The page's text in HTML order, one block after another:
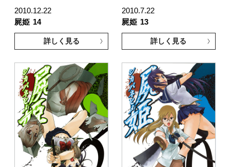
2010.12.22
屍姫 14
詳しく見る
2010.7.22
屍姫 13
詳しく見る